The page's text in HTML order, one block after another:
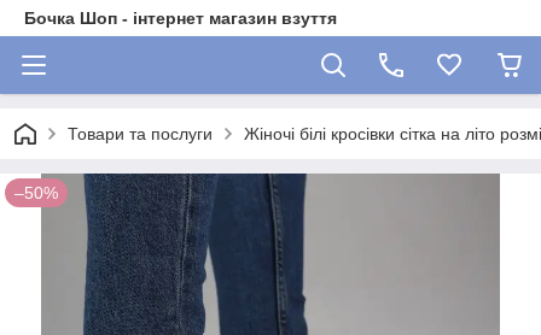
Бочка Шоп - інтернет магазин взуття
Товари та послуги Жіночі білі кросівки сітка на літо
–50%